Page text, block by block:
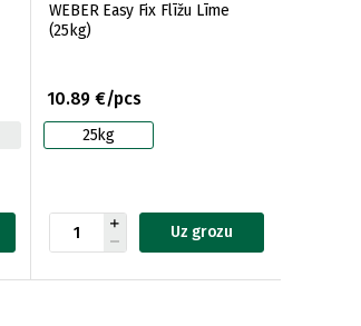
WEBER Easy Fix Flīžu Līme
(25kg)
10.89 €/pcs
25kg
Uz grozu